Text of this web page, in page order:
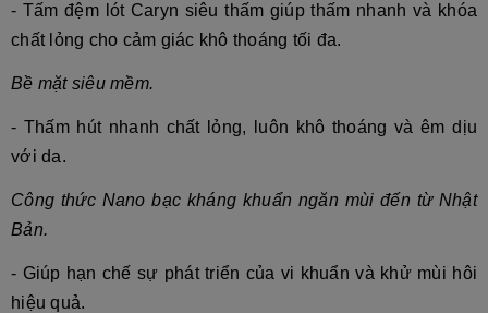
- Tấm đệm lót Caryn siêu thấm giúp thấm nhanh và khóa
chất lỏng cho cảm giác khô thoáng tối đa.
Bề mặt siêu mềm.
- Thấm hút nhanh chất lỏng, luôn khô thoáng và êm dịu
với da.
Công thức Nano bạc kháng khuẩn ngăn mùi đến từ Nhật
Bản.
- Giúp hạn chế sự phát triển của vi khuẩn và khử mùi hôi
hiệu quả.